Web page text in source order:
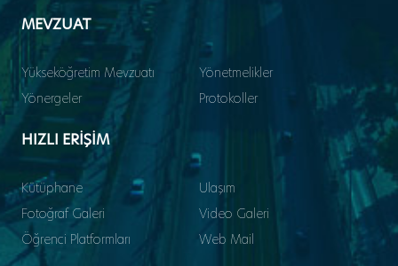
MEVZUAT
Yükseköğretim Mevzuatı
Yönetmelikler
Yönergeler
Protokoller
HIZLI ERİŞİM
Kütüphane
Ulaşım
Fotoğraf Galeri
Video Galeri
Öğrenci Platformları
Web Mail